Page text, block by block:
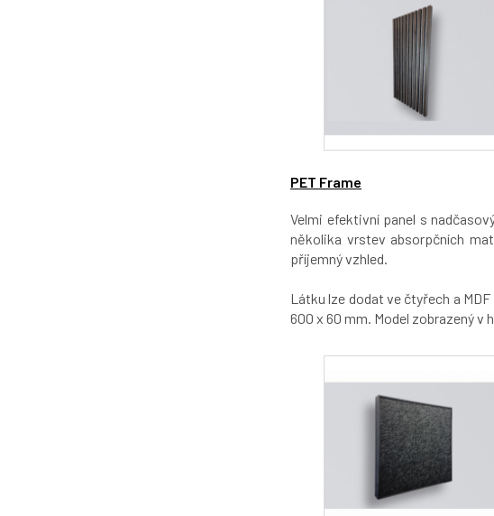
PET Frame
Velmi efektivní panel s
několika vrstev absorpčních
příjemný vzhled.
Látku lze dodat ve čtyřech a
600 x 60 mm. Model zobrazený